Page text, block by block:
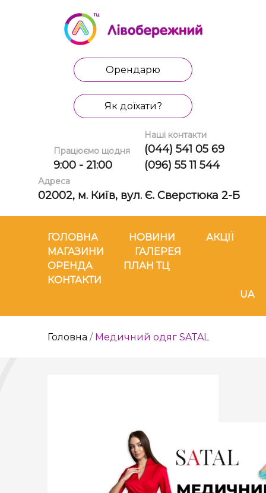
Орендарю
Як доїхати?
Працюємо щодня
9:00 - 21:00
Наші контакти
(044) 541 05 69
(096) 55 11 544
Адреса
02002, м. Київ, вул. Є. Сверстюка 2-Б
ГОЛОВНА НОВИНИ
АКЦІЇ
МАГАЗИНИ
ГАЛЕРЕЯ
ОРЕНДА
ПЛАН ТЦ
КОНТАКТИ
UA
Головна / Медичний одяг SATAL